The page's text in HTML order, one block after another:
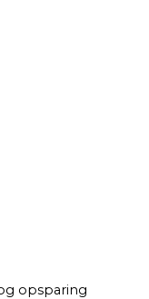
opsparing